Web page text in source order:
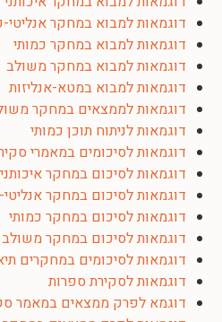
דוגמאות למבוא במחקר
דוגמאות למבוא במחקר כמותי
דוגמאות למבוא במחקר משולב
דוגמאות למבוא במטא-אנליזות
דוגמאות לממצאים במחקר
דוגמאות לניתוח תוכן כמותי
דוגמאות לסיכומים במאמרי
דוגמאות לסיכום במחקר איכותני
דוגמאות לסיכום במחקר
דוגמאות לסיכום במחקר כמותי
דוגמאות לסיכום במחקר משולב
דוגמאות לסיכומים במחקרים
דוגמאות לסקירת ספרות
דוגמא לפרק ממצאים במאמר